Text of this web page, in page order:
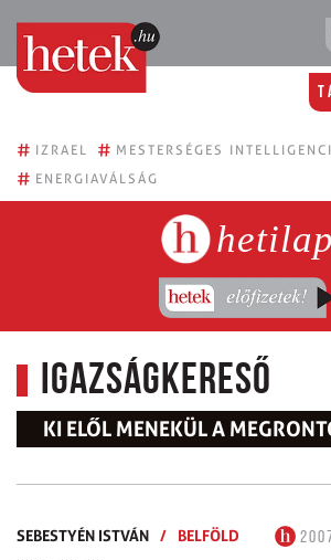
# IZRAEL # MESTERSÉGES
# ENERGIAVÁLSÁG
hetilap
Igazságkereső
KI ELŐL MENEKÜL A
SEBESTYÉN ISTVÁN / BELFÖLD